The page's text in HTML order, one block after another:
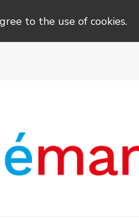
to the use of cookies.